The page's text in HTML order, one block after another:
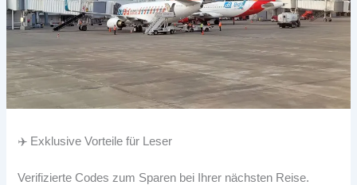
✈️ Exklusive Vorteile für Leser
Verifizierte Codes zum Sparen bei Ihrer nächsten Reise.